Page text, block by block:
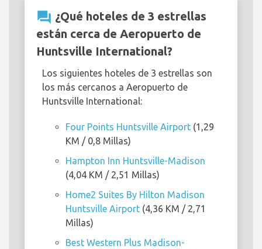
question_answer ¿Qué hoteles de 3 estrellas
están cerca de Aeropuerto de
Huntsville International?
Los siguientes hoteles de 3 estrellas son
los más cercanos a Aeropuerto de
Huntsville International:
Four Points Huntsville Airport (1,29
KM / 0,8 Millas)
Hampton Inn Huntsville-Madison
(4,04 KM / 2,51 Millas)
Home2 Suites By Hilton Madison
Huntsville Airport (4,36 KM / 2,71
Millas)
Best Western Plus Madison-